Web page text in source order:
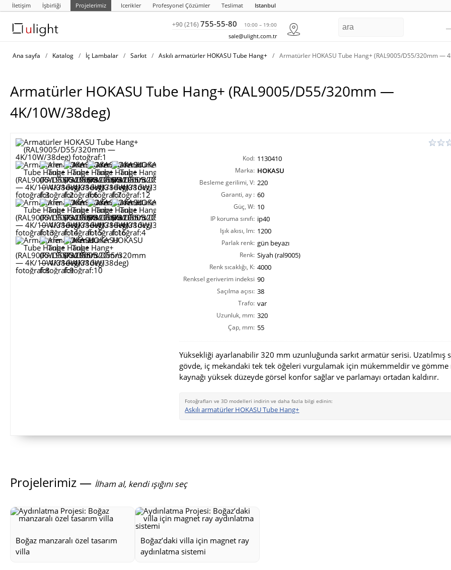
İletişim İşbirliği Projelerimiz Icerikler Profesyonel Çözümler Teslimat Istanbul
+90 (216)755-55-80 10:00 – 19:00
sale@ulight.com.tr
Ana sayfa / Katalog / İç Lambalar / Sarkıt / Askılı armatürler HOKASU Tube Hang+ / Armatürler HOKASU Tube Hang+ (RAL9005/D55/320mm —
Armatürler HOKASU Tube Hang+ (RAL9005/D55/320mm —
4K/10W/38deg)
Kod: 1130410
Marka: HOKASU
Besleme gerilimi, V: 220
Garanti, ay : 60
Güç, W: 10
IP koruma sınıfı: ip40
Işık akısı, lm: 1200
Parlak renk: gün beyazı
Renk: Siyah (ral9005)
Renk sıcaklığı, K: 4000
Renksel geriverim indeksi
CRI(Ra):
90
Saçılma açısı: 38
Trafo: var
Uzunluk, mm: 320
Çap, mm: 55
Yüksekliği ayarlanabilir 320 mm uzunluğunda sarkıt armatür serisi. Uzatılmış
gövde, iç mekandaki tek tek öğeleri vurgulamak için mükemmeldir ve gömme
kaynağı yüksek düzeyde görsel konfor sağlar ve parlamayı ortadan kaldırır.
Fotoğrafları ve 3D modelleri indirin ve daha fazla bilgi edinin:
Askılı armatürler HOKASU Tube Hang+
Projelerimiz — İlham al, kendi ışığını seç
Boğaz manzaralı özel tasarım
villa
Boğaz’daki villa için magnet ray
aydınlatma sistemi